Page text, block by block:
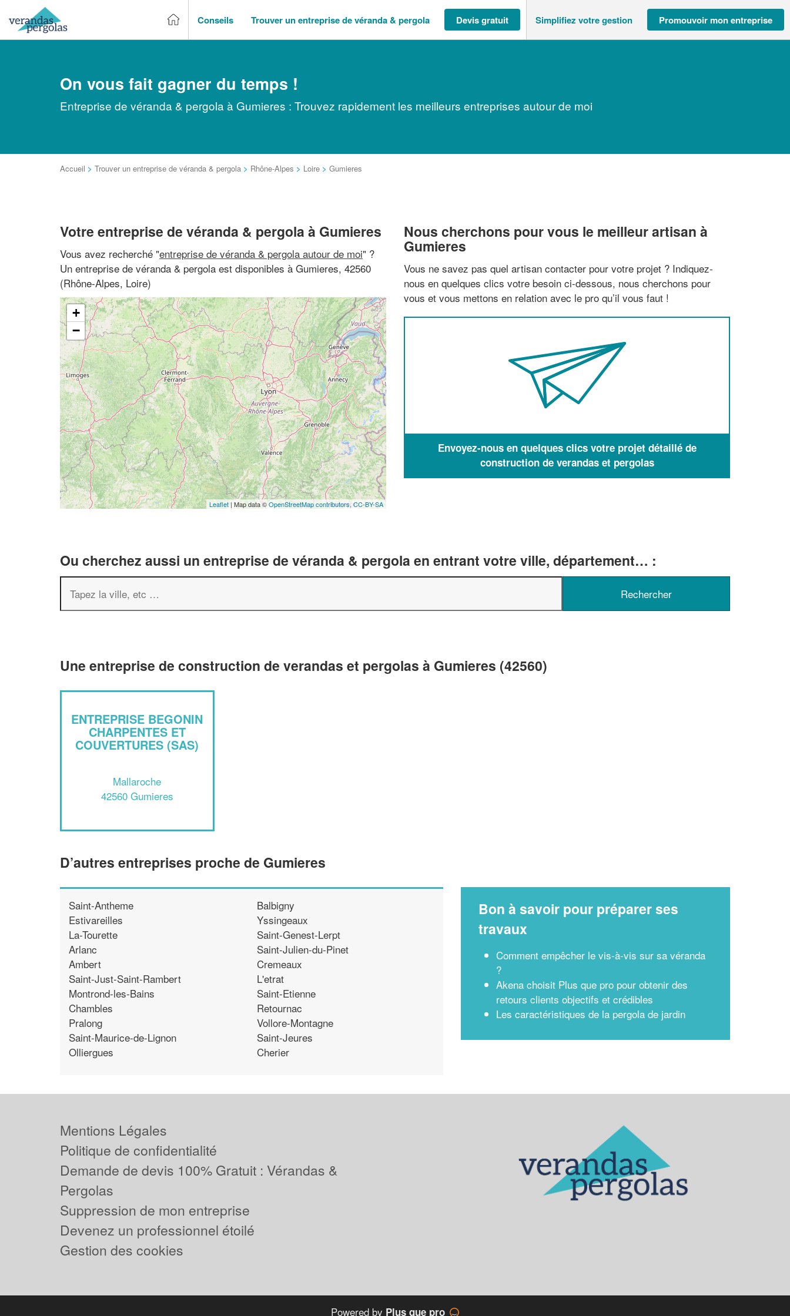
Conseils Trouver un entreprise de véranda & pergola Devis gratuit Simplifiez votre gestion Promouvoir mon entreprise
On vous fait gagner du temps !
Entreprise de véranda & pergola à Gumieres : Trouvez rapidement les meilleurs entreprises autour de moi
Accueil > Trouver un entreprise de véranda & pergola > Rhône-Alpes > Loire > Gumieres
Votre entreprise de véranda & pergola à Gumieres
Vous avez recherché "entreprise de véranda & pergola autour de moi" ?
Un entreprise de véranda & pergola est disponibles à Gumieres, 42560
(Rhône-Alpes, Loire)
+
−
Leaflet | Map data ©OpenStreetMap contributors,CC-BY-SA
Nous cherchons pour vous le meilleur artisan à
Gumieres
Vous ne savez pas quel artisan contacter pour votre projet ? Indiquez-
nous en quelques clics votre besoin ci-dessous, nous cherchons pour
vous et vous mettons en relation avec le pro qu’il vous faut !
Envoyez-nous en quelques clics votre projet détaillé de
construction de verandas et pergolas
Ou cherchez aussi un entreprise de véranda & pergola en entrant votre ville, département… :
Une entreprise de construction de verandas et pergolas à Gumieres (42560)
ENTREPRISE BEGONIN
CHARPENTES ET
COUVERTURES (SAS)
Mallaroche
42560 Gumieres
D’autres entreprises proche de Gumieres
Saint-Antheme
Estivareilles
La-Tourette
Arlanc
Ambert
Saint-Just-Saint-Rambert
Montrond-les-Bains
Chambles
Pralong
Saint-Maurice-de-Lignon
Olliergues
Balbigny
Yssingeaux
Saint-Genest-Lerpt
Saint-Julien-du-Pinet
Cremeaux
L'etrat
Saint-Etienne
Retournac
Vollore-Montagne
Saint-Jeures
Cherier
Bon à savoir pour préparer ses
travaux
Comment empêcher le vis-à-vis sur sa véranda
?
Akena choisit Plus que pro pour obtenir des
retours clients objectifs et crédibles
Les caractéristiques de la pergola de jardin
Vous êtes un
Mentions Légales
Politique de confidentialité
Demande de devis 100% Gratuit : Vérandas &
Pergolas
Suppression de mon entreprise
Devenez un professionnel étoilé
Gestion des cookies
Powered by Plus que pro